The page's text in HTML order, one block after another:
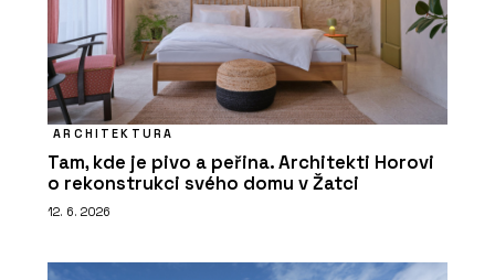
ARCHITEKTURA
Tam, kde je pivo a peřina. Architekti Horovi
o rekonstrukci svého domu v Žatci
12. 6. 2026